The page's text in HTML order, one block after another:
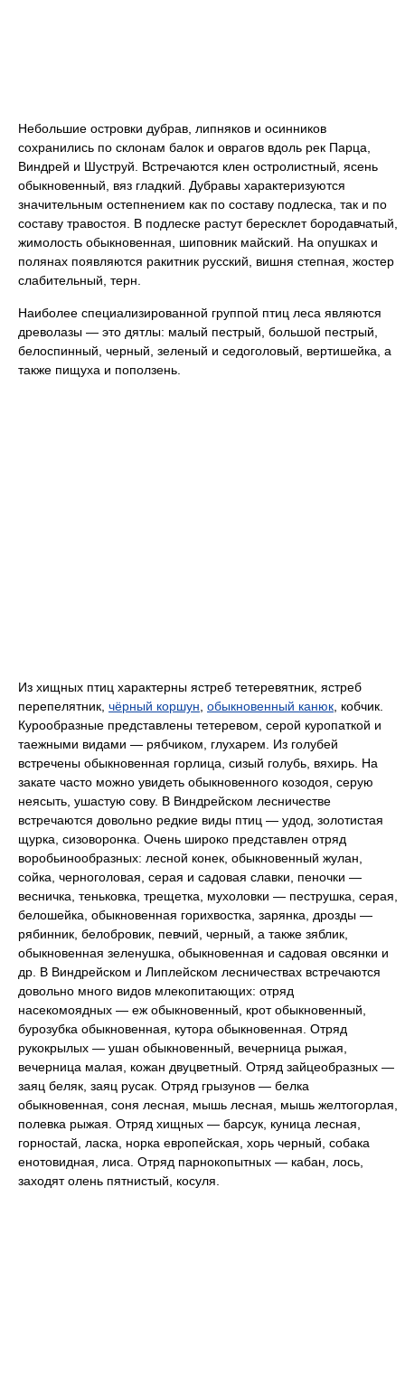
Небольшие островки дубрав, липняков и осинников
сохранились по склонам балок и оврагов вдоль рек Парца,
Виндрей и Шуструй. Встречаются клен остролистный, ясень
обыкновенный, вяз гладкий. Дубравы характеризуются
значительным остепнением как по составу подлеска, так и по
составу травостоя. В подлеске растут бересклет бородавчатый,
жимолость обыкновенная, шиповник майский. На опушках и
полянах появляются ракитник русский, вишня степная, жостер
слабительный, терн.
Наиболее специализированной группой птиц леса являются
древолазы — это дятлы: малый пестрый, большой пестрый,
белоспинный, черный, зеленый и седоголовый, вертишейка, а
также пищуха и поползень.
Из хищных птиц характерны ястреб тетеревятник, ястреб
перепелятник, чёрный коршун обыкновенный канюк , кобчик.
Курообразные представлены тетеревом, серой куропаткой и
таежными видами — рябчиком, глухарем. Из голубей
встречены обыкновенная горлица, сизый голубь, вяхирь. На
закате часто можно увидеть обыкновенного козодоя, серую
неясыть, ушастую сову. В Виндрейском лесничестве
встречаются довольно редкие виды птиц — удод, золотистая
щурка, сизоворонка. Очень широко представлен отряд
воробьинообразных: лесной конек, обыкновенный жулан,
сойка, черноголовая, серая и садовая славки, пеночки —
весничка, теньковка, трещетка, мухоловки — пеструшка, серая,
белошейка, обыкновенная горихвостка, зарянка, дрозды —
рябинник, белобровик, певчий, черный, а также зяблик,
обыкновенная зеленушка, обыкновенная и садовая овсянки и
др. В Виндрейском и Липлейском лесничествах встречаются
довольно много видов млекопитающих: отряд
насекомоядных — еж обыкновенный, крот обыкновенный,
бурозубка обыкновенная, кутора обыкновенная. Отряд
рукокрылых — ушан обыкновенный, вечерница рыжая,
вечерница малая, кожан двуцветный. Отряд зайцеобразных —
заяц беляк, заяц русак. Отряд грызунов — белка
обыкновенная, соня лесная, мышь лесная, мышь желтогорлая,
полевка рыжая. Отряд хищных — барсук, куница лесная,
горностай, ласка, норка европейская, хорь черный, собака
енотовидная, лиса. Отряд парнокопытных — кабан, лось,
заходят олень пятнистый, косуля.